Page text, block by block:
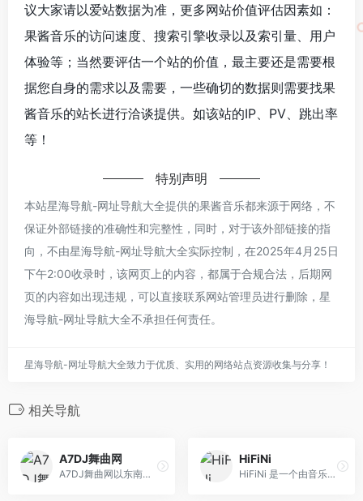
议大家请以爱站数据为准，更多网站价值评估因素如：
果酱音乐的访问速度、搜索引擎收录以及索引量、用户
体验等；当然要评估一个站的价值，最主要还是需要根
据您自身的需求以及需要，一些确切的数据则需要找果
酱音乐的站长进行洽谈提供。如该站的IP、PV、跳出率
等！
特别声明
本站星海导航-网址导航大全提供的果酱音乐都来源于网络，不
保证外部链接的准确性和完整性，同时，对于该外部链接的指
向，不由星海导航-网址导航大全实际控制，在2025年4月25日
下午2:00收录时，该网页上的内容，都属于合规合法，后期网
页的内容如出现违规，可以直接联系网站管理员进行删除，星
海导航-网址导航大全不承担任何责任。
星海导航-网址导航大全致力于优质、实用的网络站点资源收集与分享！
相关导航
A7DJ舞曲网
A7DJ舞曲网以东南亚DJ为核心,提供最新包房DJ音乐,,每天更新快人一步,专业DJ团队精心制作好听的串烧,打造车载DJ舞曲,为DJ工作者收录国外DJ舞曲,提供高音质在线试听及MP3免费下载,全方位满足DJ工作者及音乐爱好者的需求。
HiFiNi
HiFiNi 是一个由音乐爱好者维护的分享平台, 旨在解决问题互帮互助, 如果您有需求, 请注册账号并发布信息、详细描述歌曲信息等, 我们会尽力帮您寻找HiFiNi MUSIC BBS - HiFiNi.COM